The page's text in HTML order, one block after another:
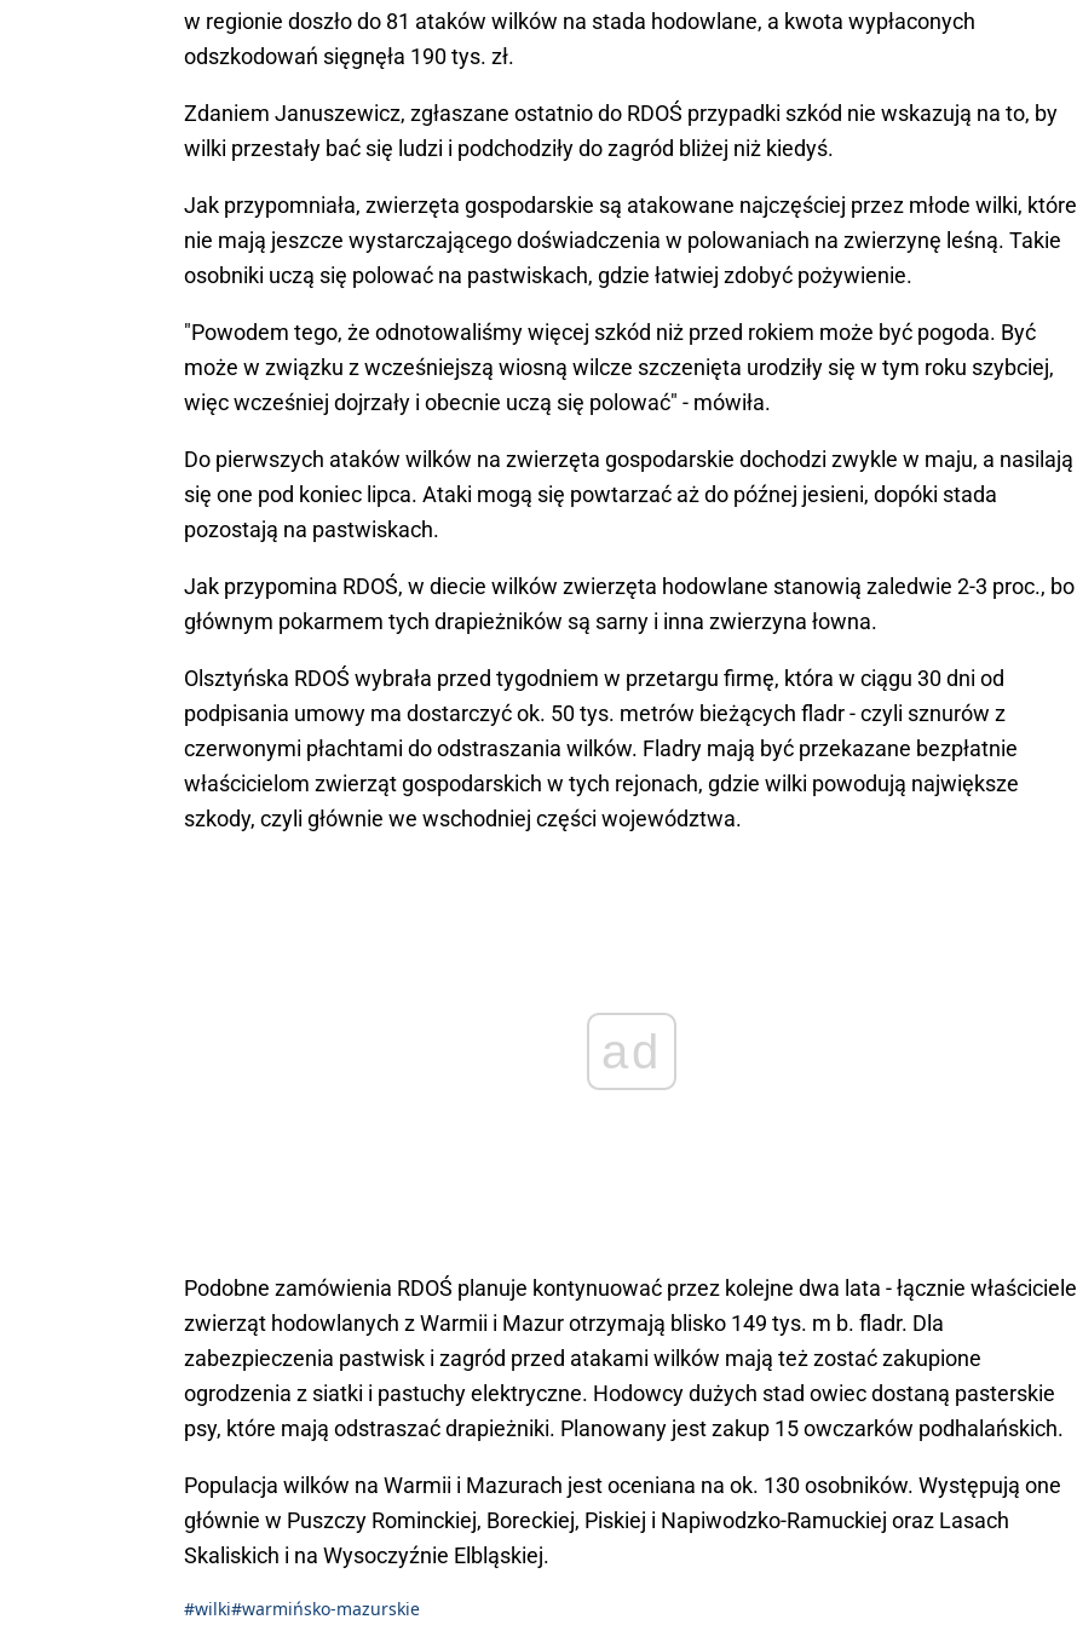
w regionie doszło do 81 ataków wilków na stada hodowlane, a kwota wypłaconych
odszkodowań sięgnęła 190 tys. zł.
Zdaniem Januszewicz, zgłaszane ostatnio do RDOŚ przypadki szkód nie wskazują na to, by
wilki przestały bać się ludzi i podchodziły do zagród bliżej niż kiedyś.
Jak przypomniała, zwierzęta gospodarskie są atakowane najczęściej przez młode wilki, które
nie mają jeszcze wystarczającego doświadczenia w polowaniach na zwierzynę leśną. Takie
osobniki uczą się polować na pastwiskach, gdzie łatwiej zdobyć pożywienie.
"Powodem tego, że odnotowaliśmy więcej szkód niż przed rokiem może być pogoda. Być
może w związku z wcześniejszą wiosną wilcze szczenięta urodziły się w tym roku szybciej,
więc wcześniej dojrzały i obecnie uczą się polować" - mówiła.
Do pierwszych ataków wilków na zwierzęta gospodarskie dochodzi zwykle w maju, a nasilają
się one pod koniec lipca. Ataki mogą się powtarzać aż do późnej jesieni, dopóki stada
pozostają na pastwiskach.
Jak przypomina RDOŚ, w diecie wilków zwierzęta hodowlane stanowią zaledwie 2-3 proc., bo
głównym pokarmem tych drapieżników są sarny i inna zwierzyna łowna.
Olsztyńska RDOŚ wybrała przed tygodniem w przetargu firmę, która w ciągu 30 dni od
podpisania umowy ma dostarczyć ok. 50 tys. metrów bieżących fladr - czyli sznurów z
czerwonymi płachtami do odstraszania wilków. Fladry mają być przekazane bezpłatnie
właścicielom zwierząt gospodarskich w tych rejonach, gdzie wilki powodują największe
szkody, czyli głównie we wschodniej części województwa.
ad
Podobne zamówienia RDOŚ planuje kontynuować przez kolejne dwa lata - łącznie właściciele
zwierząt hodowlanych z Warmii i Mazur otrzymają blisko 149 tys. m b. fladr. Dla
zabezpieczenia pastwisk i zagród przed atakami wilków mają też zostać zakupione
ogrodzenia z siatki i pastuchy elektryczne. Hodowcy dużych stad owiec dostaną pasterskie
psy, które mają odstraszać drapieżniki. Planowany jest zakup 15 owczarków podhalańskich.
Populacja wilków na Warmii i Mazurach jest oceniana na ok. 130 osobników. Występują one
głównie w Puszczy Rominckiej, Boreckiej, Piskiej i Napiwodzko-Ramuckiej oraz Lasach
Skaliskich i na Wysoczyźnie Elbląskiej.
#wilki#warmińsko-mazurskie